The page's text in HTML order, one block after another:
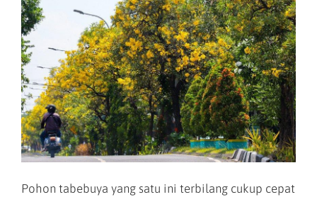
Pohon tabebuya yang satu ini terbilang cukup cepat